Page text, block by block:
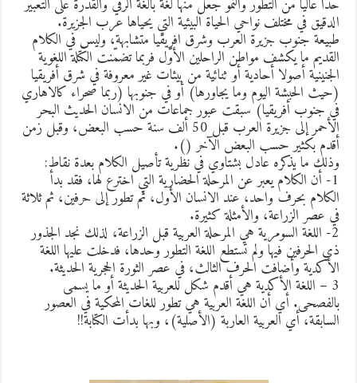
عالياً من التطور والنمو جعل منها لغة بالغة الرقي والقدرة على التعبير
في مختلف نواحي الحياة البيئية التي يحياها عرب الجزيرة.
جنوب جزيرة العرب وشرق افريقيا متشابهة، وليس في الكلام
ما يكشف مواطن الراحلين الأوّل فربما تضمّنت الكتلة اللغوية
أصولا أحادية أو ثنائية من بيئات غير معروفة في شرق أفريقيا
الحبشة اليوم وما يجاورها) أو في جنوبها (ربما صحراء كالاهاري
جنوب أفريقيا) سبقت عبور جماعات من الانسان الحديث البحر
الأحمر إلى جزيرة العرب قبل 50 ألف سنة حسب البعض، وقبل زمن
بكثير حسب البعض الآخر ().
ما يذكره عادل بشتاوي في نظرية تأصيل الكلام بعدة نقاط:
1- أن الكلام يعبر عن المرحلة الحضارية التي اخترع لها، فقد بدأ
بحرف واحد، عند الانسان الأول، ثم تطور إلى حرفين، ثم ثلاثة
عصر الزراعة، والأمثلة كثيرة.
2- اللغة السومرية هي المرحلة العربية قبل الزراعة، لذلك نجد الجذور
الحرفين فيها ولم تستطع اللغة التطور وحدها، فدخلت عليها اللغة
وأضافت الحرف الثالث، في عصر الثورة الحجرية الحديثة.
3 – اللغة الأكدية هي أقدم شكل للعربية الحديثة أو ما يسمى
أي أن اللغة العربية هي تطور للغات المحكية في العصور
أي العربية العاربة (الأصلية)، وبها بدأت الكتابة!!